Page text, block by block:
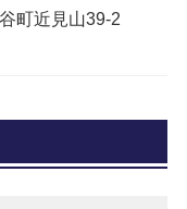
町近見山39-2